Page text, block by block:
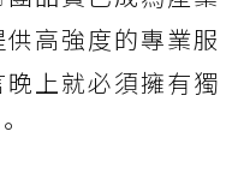
高強度的專業服
上就必須擁有獨